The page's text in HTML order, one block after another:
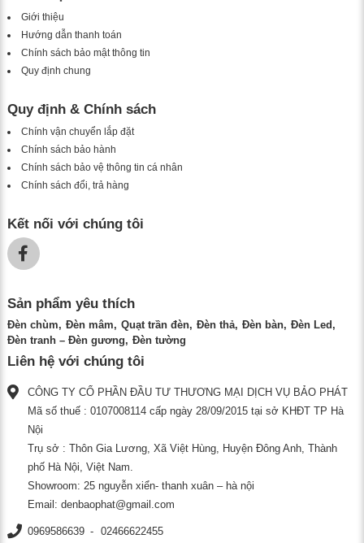
Giới thiệu
Hướng dẫn thanh toán
Chính sách bảo mật thông tin
Quy định chung
Quy định & Chính sách
Chính vận chuyển lắp đặt
Chính sách bảo hành
Chính sách bảo vệ thông tin cá nhân
Chính sách đổi, trả hàng
Kết nối với chúng tôi
Sản phẩm yêu thích
Đèn chùm Đèn mâm Quạt trần đèn Đèn thả Đèn bàn
Đèn Led
Đèn tranh – Đèn gương
Đèn tường
Liên hệ với chúng tôi
CÔNG TY CỔ PHẦN ĐẦU TƯ THƯƠNG MẠI DỊCH VỤ BẢO PHÁT
Mã số thuế : 0107008114 cấp ngày 28/09/2015 tại sở KHĐT TP Hà
Nội
Trụ sở : Thôn Gia Lương, Xã Việt Hùng, Huyện Đông Anh, Thành
phố Hà Nội, Việt Nam.
Showroom: 25 nguyễn xiển- thanh xuân – hà nội
Email: denbaophat@gmail.com
0969586639 02466622455